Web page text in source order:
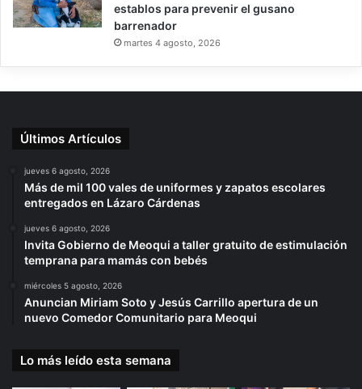
establos para prevenir el gusano
barrenador
martes 4 agosto, 2026
Últimos Artículos
jueves 6 agosto, 2026
Más de mil 100 vales de uniformes y zapatos escolares
entregados en Lázaro Cárdenas
jueves 6 agosto, 2026
Invita Gobierno de Meoqui a taller gratuito de estimulación
temprana para mamás con bebés
miércoles 5 agosto, 2026
Anuncian Miriam Soto y Jesús Carrillo apertura de un
nuevo Comedor Comunitario para Meoqui
Lo más leído esta semana